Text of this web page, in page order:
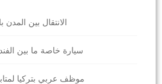
الانتقال بين المدن
سيارة خاصة ما بين
موظف عربي بتركيا